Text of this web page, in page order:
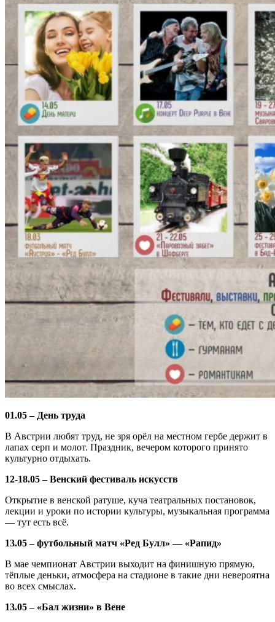
01.05 – День труда
В Австрии любят труд, не зря орёл на местном гербе держит в
лапах серп и молот. Праздник, вечером которого принято
культурно отдыхать.
12-18.05 – Венский фестиваль искусств
Открытие в венской ратуше, куча театральных постановок,
лекции и уроки по истории культуры, музыкальная программа
— тут есть всё.
13.05 – футбольный матч «Ред Булл» — «Рапид»
В мае чемпионат Австрии выходит на финишную прямую,
тёплые деньки, атмосфера на стадионе в такие дни невероятна
во всех смыслах.
13.05 – «Бал жизни» в Вене